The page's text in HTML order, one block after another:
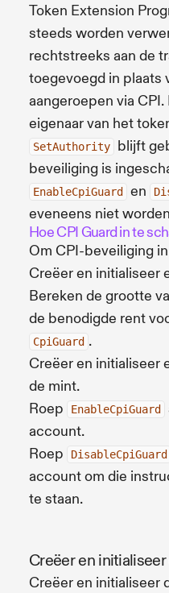
Token Extension
steeds worden
rechtstreeks aan de
toegevoegd in plaats
aangeroepen via
eigenaar van het
SetAuthority
blijft
beveiliging is
EnableCpiGuard en
eveneens niet
Hoe CPI Guard in te
Om CPI-beveiliging
Creëer en initialiseer
Bereken de grootte
de benodigde rent
CpiGuard .
Creëer en initialiseer
de mint.
Roep
EnableCpiGuard
account.
Roep
DisableCpiGuard
account om die
te staan.
Creëer en
Creëer en initialiseer